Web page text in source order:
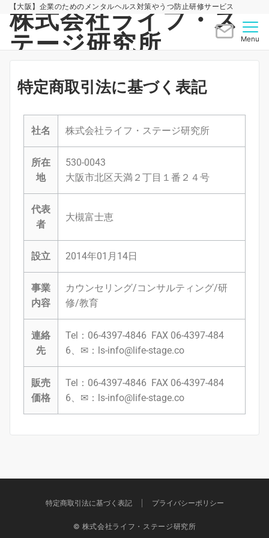
【大阪】企業のためのメンタルヘルス対策やうつ防止研修サービス
株式会社ライフ・ス
テージ研究所
Menu
特定商取引法に基づく表記
社名 株式会社ライフ・ステージ研究所
所在
地
530-0043
⼤阪市北区天満２丁⽬１番２４号
代表
者
大槻富士恵
設立 2014年01月14日
事業
内容
カウンセリング/コンサルティング/研
修/教育
連絡
先
Tel：06-4397-4846 FAX 06-4397-484
6、✉：ls-info@life-stage.co
販売
価格
Tel：06-4397-4846 FAX 06-4397-484
6、✉：ls-info@life-stage.co
特定商取引法に基づく表記 プライバシーポリシー
© 株式会社ライフ・ステージ研究所